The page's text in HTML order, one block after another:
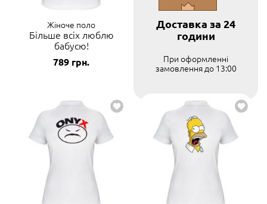
Жіноче поло
Більше всіх люблю
бабусю!
789 грн.
Доставка за 24
години
При оформленні
замовлення до 13:00